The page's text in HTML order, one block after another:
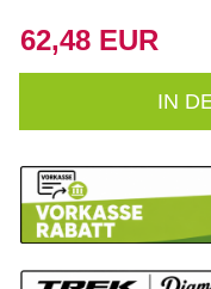
62,48 EUR
IN